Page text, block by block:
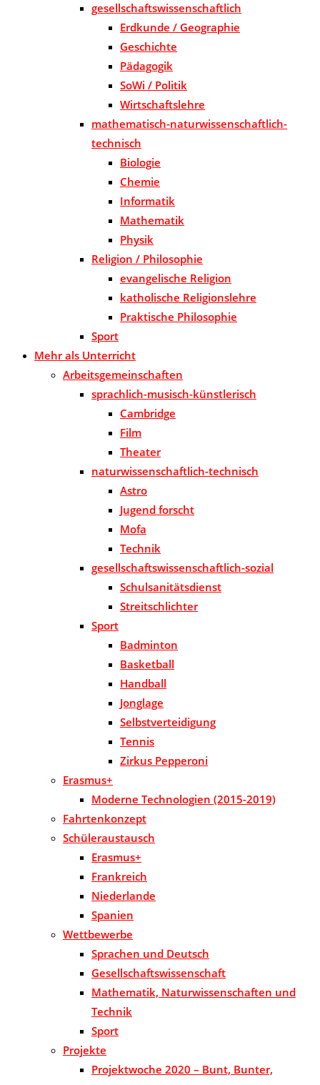
gesellschaftswissenschaftlich
Erdkunde / Geographie
Geschichte
Pädagogik
SoWi / Politik
Wirtschaftslehre
mathematisch-naturwissenschaftlich-
technisch
Biologie
Chemie
Informatik
Mathematik
Physik
Religion / Philosophie
evangelische Religion
katholische Religionslehre
Praktische Philosophie
Sport
Mehr als Unterricht
Arbeitsgemeinschaften
sprachlich-musisch-künstlerisch
Cambridge
Film
Theater
naturwissenschaftlich-technisch
Astro
Jugend forscht
Mofa
Technik
gesellschaftswissenschaftlich-sozial
Schulsanitätsdienst
Streitschlichter
Sport
Badminton
Basketball
Handball
Jonglage
Selbstverteidigung
Tennis
Zirkus Pepperoni
Erasmus+
Moderne Technologien (2015-2019)
Fahrtenkonzept
Schüleraustausch
Erasmus+
Frankreich
Niederlande
Spanien
Wettbewerbe
Sprachen und Deutsch
Gesellschaftswissenschaft
Mathematik, Naturwissenschaften und
Technik
Sport
Projekte
Projektwoche 2020 – Bunt, Bunter,